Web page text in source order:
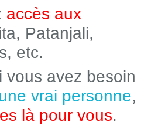
accès aux
Patanjali,
etc.
vous avez besoin
vrai personne,
là pour vous.